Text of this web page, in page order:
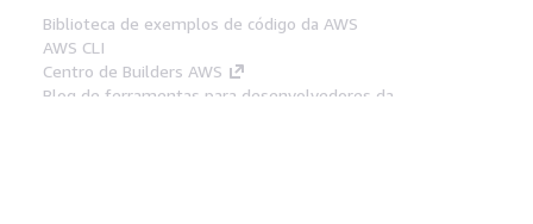
Biblioteca de exemplos de código da AWS
AWS CLI
Centro de Builders AWS
Blog de ferramentas para desenvolvedores da